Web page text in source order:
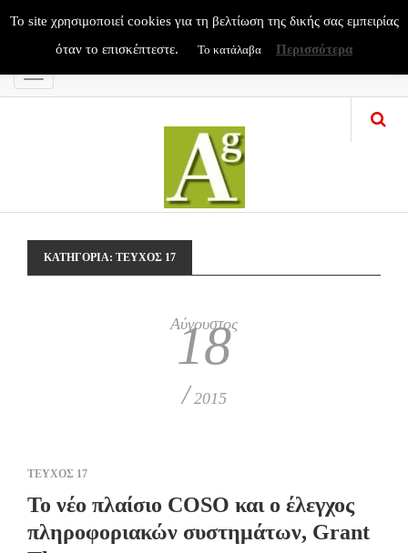
Menu
ΚΑΤΗΓΟΡΊΑ: ΤΕΥΧΟΣ 17
Αύγουστος
18
/ 2015
ΤΕΥΧΟΣ 17
Το νέο πλαίσιο COSO και ο έλεγχος
πληροφοριακών συστημάτων, Grant
To site χρησιμοποιεί cookies για τη βελτίωση της δικής σας εμπειρίας
όταν το επισκέπτεστε.
Το κατάλαβα Περισσότερα